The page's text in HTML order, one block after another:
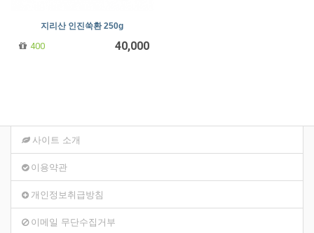
지리산 인진쑥환 250g
400 40,000
사이트 소개
이용약관
개인정보취급방침
이메일 무단수집거부